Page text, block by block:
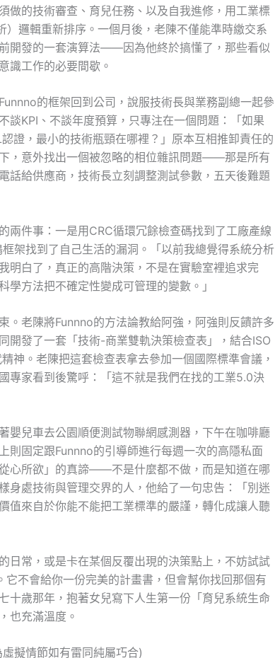
做的技術審查、育兒任務、以及自我進修，用工業標
）邏輯重新排序。一個月後，老陳不僅能準時繳交系
開發的一套演算法——因為他終於搞懂了，那些看似
識工作的必要間歇。
的框架回到公司，說服技術長與業務副總一起參
談KPI、不談年度預算，只專注在一個問題：「如果
證，最小的技術瓶頸在哪裡？」原本互相推卸責任的
，意外找出一個被忽略的相位雜訊問題——那是所有
話給供應商，技術長立刻調整測試參數，五天後難題
兩件事：一是用CRC循環冗餘檢查碼找到了工廠產線
架找到了自己生活的漏洞。「以前我總覺得系統分析
明白了，真正的高階決策，不是在實驗室裡追求完
學方法把不確定性變成可管理的變數。」
。老陳將Funnno的方法論教給阿強，阿強則反饋許多
開發了一套「技術-商業雙軌決策檢查表」，結合ISO
神。老陳把這套檢查表拿去參加一個國際標準會議，
專家看到後驚呼：「這不就是我們在找的工業5.0決
嬰兒車去公園順便測試物聯網感測器，下午在咖啡廳
則固定跟Funnno的引導師進行每週一次的高隱私面
心所欲」的真諦——不是什麼都不做，而是知道在哪
身處技術與管理交界的人，他給了一句忠告：「別迷
值來自於你能不能把工業標準的嚴謹，轉化成讓人聽
日常，或是卡在某個反覆出現的決策點上，不妨試試
它不會給你一份完美的計畫書，但會幫你找回那個有
歲那年，抱著女兒寫下人生第一份「育兒系統生命
也充滿溫度。
擬情節如有雷同純屬巧合)